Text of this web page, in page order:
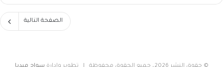
الصفحة التالية